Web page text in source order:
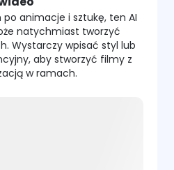
animacje i sztukę, ten AI
natychmiast tworzyć
Wystarczy wpisać styl lub
aby stworzyć filmy z
w ramach.